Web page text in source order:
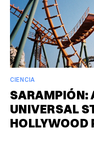
CIENCIA
SARAMPIÓN:
UNIVERSAL
HOLLYWOOD